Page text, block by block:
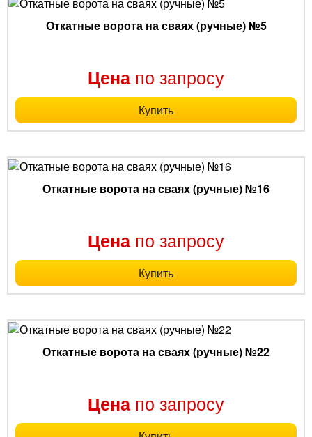
Откатные ворота на сваях (ручные) №5
Цена по запросу
Купить
Откатные ворота на сваях (ручные) №16
Цена по запросу
Купить
Откатные ворота на сваях (ручные) №22
Цена по запросу